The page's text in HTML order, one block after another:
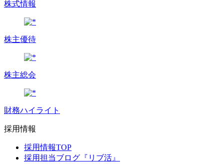
株式情報
株主優待
株主総会
財務ハイライト
採用情報
採用情報TOP
採用担当ブログ『リブ活』